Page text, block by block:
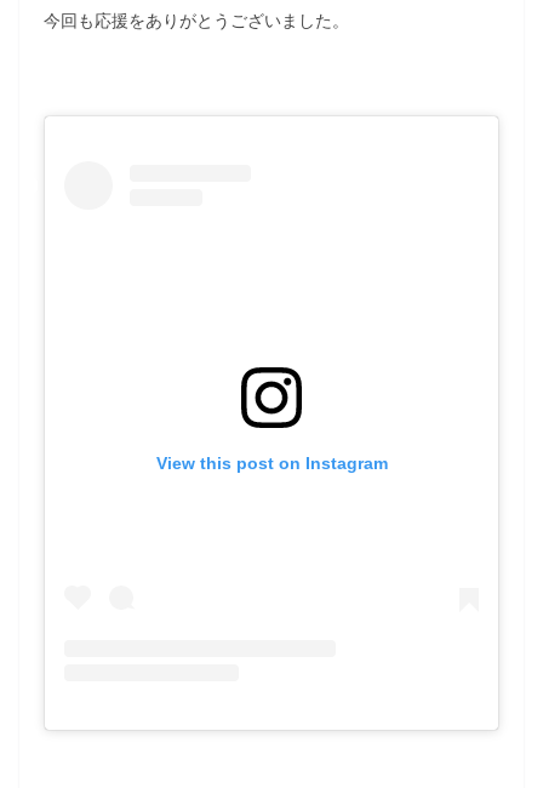
今回も応援をありがとうございました。
View this post on Instagram